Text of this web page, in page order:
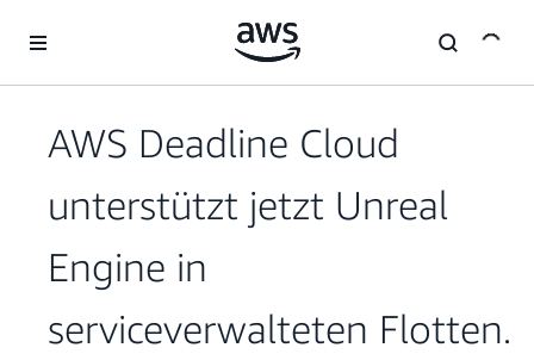
Überspringen zum Hauptinhalt
AWS Deadline Cloud
unterstützt jetzt Unreal
Engine in
serviceverwalteten Flotten.